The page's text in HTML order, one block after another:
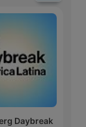
Daybreak